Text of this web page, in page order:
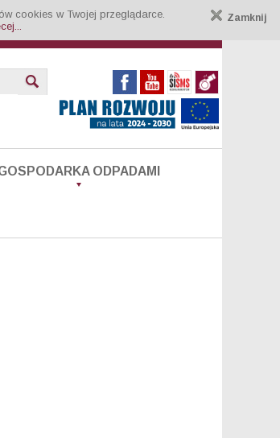
cookies w Twojej przeglądarce. Zamknij
ODPADAMI